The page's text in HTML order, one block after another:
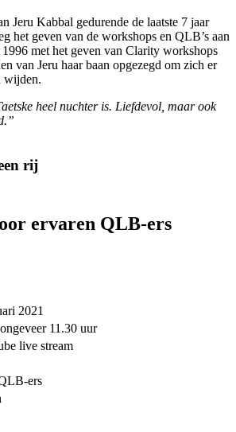
Jeru Kabbal gedurende de laatste 7 jaar
het geven van de workshops en QLB’s aan
met het geven van Clarity workshops
van Jeru haar baan opgezegd om zich er
wijden.
heel nuchter is. Liefdevol, maar ook
rij
ervaren QLB-ers
2021
11.30 uur
live stream
ers